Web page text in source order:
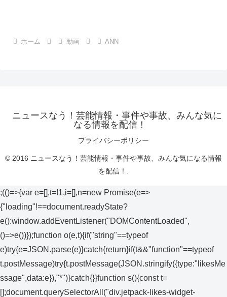
ホーム 動画 ANN
ニュースなう！芸能情報・事件や事故、みんな気に
なる情報を配信！
プライバシーポリシー
© 2016 ニュースなう！芸能情報・事件や事故、みんな気になる情報
を配信！.
;(()=>{var e=[],t=!1,i=[],n=new Promise(e=>
{"loading"!==document.readyState?
e():window.addEventListener("DOMContentLoaded",
()=>e())});function o(e,t){if("string"==typeof
e)try{e=JSON.parse(e)}catch{return}if(t&&"function"==typeof
t.postMessage)try{t.postMessage(JSON.stringify({type:"likesMe
ssage",data:e}),"*")}catch{}}function s(){const t=
[];document.querySelectorAll("div.jetpack-likes-widget-